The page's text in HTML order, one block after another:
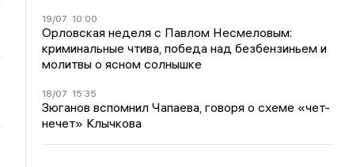
19/07 10:00
Орловская неделя с Павлом Несмеловым:
криминальные чтива, победа над безбензиньем и
молитвы о ясном солнышке
18/07 15:35
Зюганов вспомнил Чапаева, говоря о схеме «чет-
нечет» Клычкова